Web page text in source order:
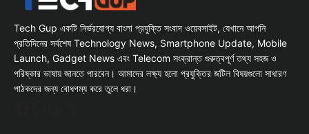
Tech Gup একটি নির্ভরযোগ্য বাংলা প্রযুক্তি সংবাদ ওয়েবসাইট, যেখানে আপনি
প্রতিদিনের সর্বশেষ Technology News, Smartphone Update, Mobile
Launch, Gadget News এবং Telecom সংক্রান্ত গুরুত্বপূর্ণ তথ্য সহজ ও
পরিষ্কার ভাষায় জানতে পারবেন। আমাদের লক্ষ্য হলো প্রযুক্তির জটিল বিষয়গুলো সাধারণ
পাঠকদের জন্য বোধগম্য করে তুলে ধরা।